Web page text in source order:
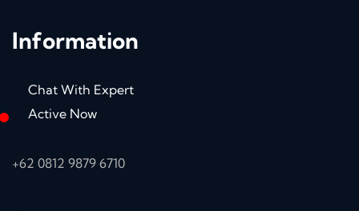
Information
Chat With Expert
Active Now
+62 0812 9879 6710